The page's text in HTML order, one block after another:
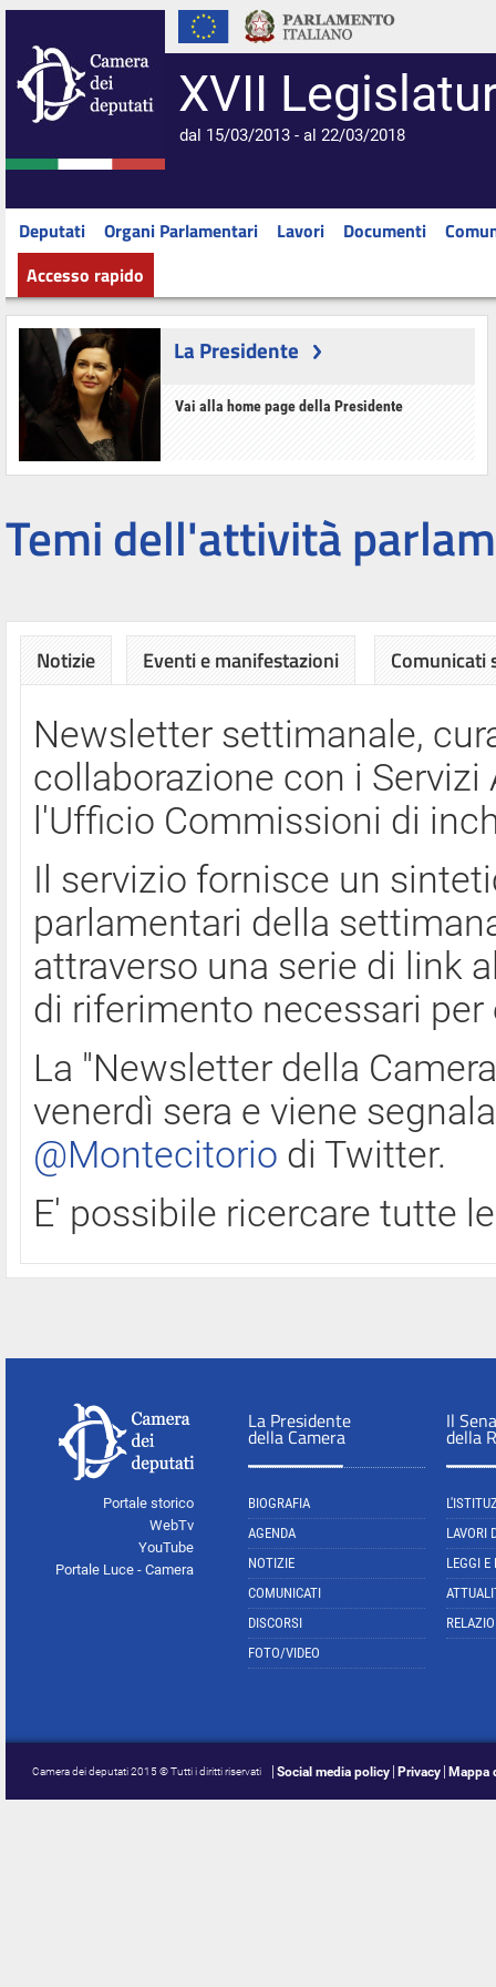
XVII
dal 15/03/2013 - al 22/03/2018
Deputati Organi Parlamentari Lavori Documenti
Accesso rapido
La Presidente
Vai alla home page della Presidente
Temi dell'attività
Notizie Eventi e manifestazioni Comunicati
Newsletter settimanale,
collaborazione con i
l'Ufficio Commissioni di
Il servizio fornisce un
parlamentari della
attraverso una serie di link
di riferimento necessari
La "Newsletter della
venerdì sera e viene
@Montecitorio di Twitter.
E' possibile ricercare tutte
Portale storico
WebTv
YouTube
Portale Luce - Camera
La Presidente
della Camera
BIOGRAFIA
AGENDA
NOTIZIE
COMUNICATI
DISCORSI
FOTO/VIDEO
Il
della
LAVORI
LEGGI E
Camera dei deputati 2015 © Tutti i diritti riservati Social media policy Privacy Mappa